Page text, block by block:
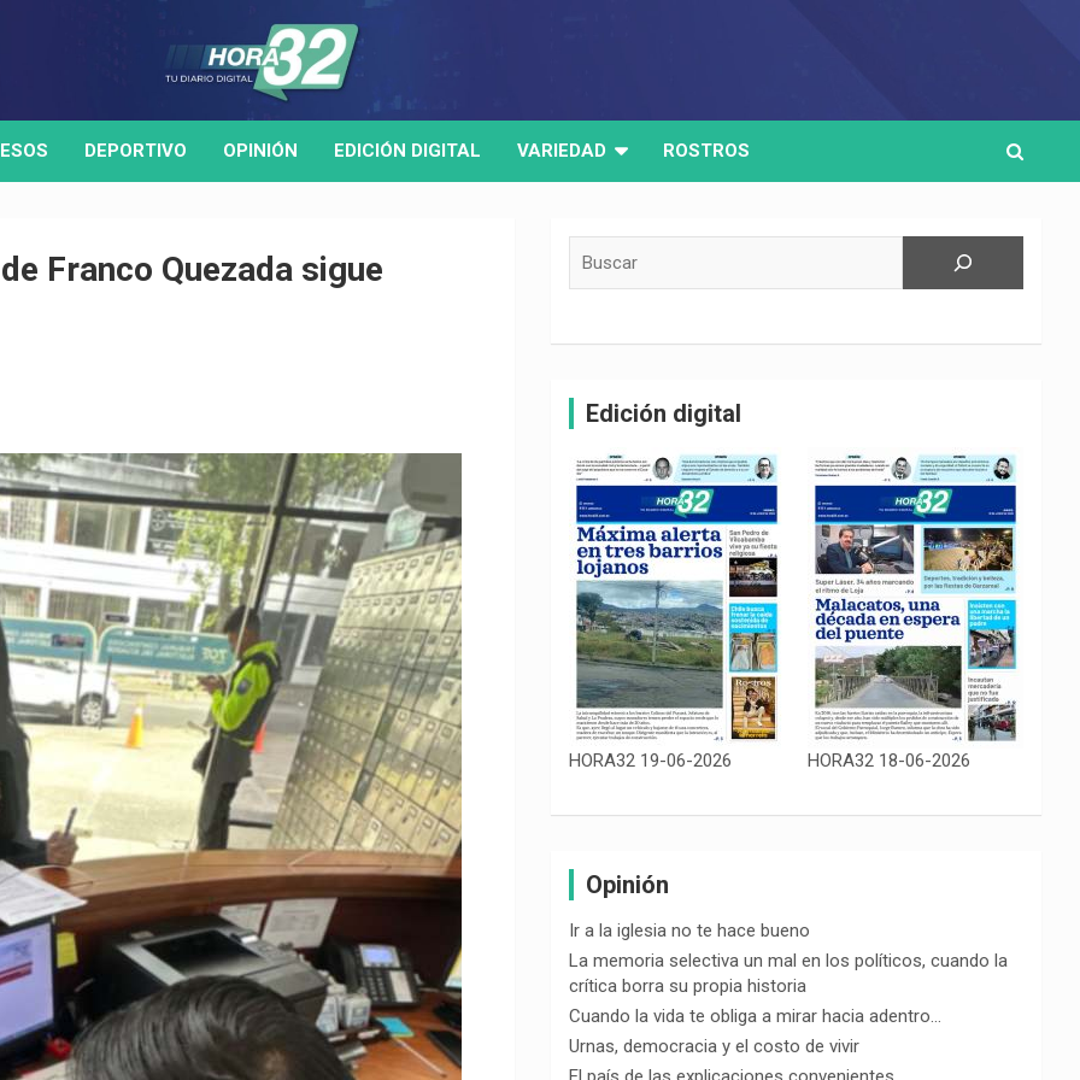
DEPORTIVO OPINIÓN EDICIÓN DIGITAL VARIEDAD ROSTROS
Franco Quezada sigue
Edición digital
HORA32 19-06-2026 HORA32 18-06-2026
Opinión
Ir a la iglesia no te hace bueno
La memoria selectiva un mal en los políticos, cuando la
crítica borra su propia historia
Cuando la vida te obliga a mirar hacia adentro…
Urnas, democracia y el costo de vivir